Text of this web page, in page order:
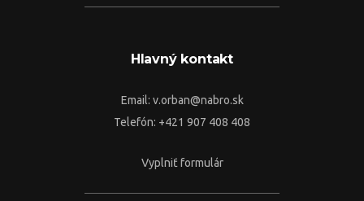
Hlavný kontakt
Email: v.orban@nabro.sk
Telefón: +421 907 408 408
Vyplniť formulár